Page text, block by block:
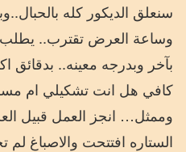
سنعلق الديكور كله
وساعة العرض تقترب.. يطلب
بآخر وبدرجه معينه.. بدقائق
كافي هل انت تشكيلي ام
وممثل… انجز العمل قبيل
الستاره افتتحت والاصباغ